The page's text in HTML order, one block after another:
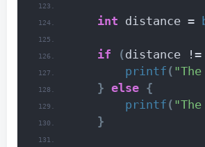
int distance =
if (distance
printf (
} else {
printf (
}